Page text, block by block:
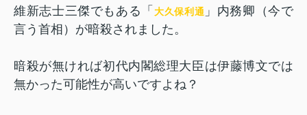
維新志士三傑でもある「 大久保利通 」内務卿（今で
言う首相）が暗殺されました。
暗殺が無ければ初代内閣総理大臣は伊藤博文では
無かった可能性が高いですよね？